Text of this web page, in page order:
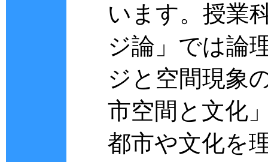
います。授業
ジ論」では論
ジと空間現象
市空間と文化
都市や文化を